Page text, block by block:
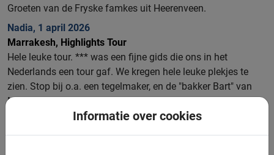
Informatie over cookies
Groeten van de Fryske famkes uit Heerenveen.
Nadia, 1 april 2026
Marrakesh, Highlights Tour
Hele leuke tour. *** was een fijne gids die ons in het
Nederlands een tour gaf. We kregen hele leuke plekjes te
zien. Stop bij o.a. een tegelmaker, en de "bakker Bart" van
Marrachech . Plekjes waar je normaal zelf nooit zou komen.
Echt een aanrader!
Margriet, 29 maart 2026